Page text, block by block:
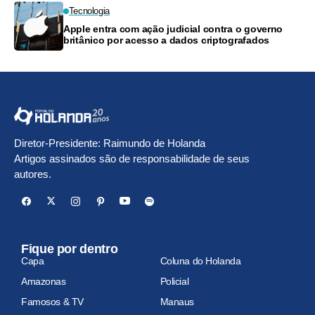
Tecnologia
Apple entra com ação judicial contra o governo
britânico por acesso a dados criptografados
Diretor-Presidente: Raimundo de Holanda
Artigos assinados são de responsabilidade de seus
autores.
Fique por dentro
Capa
Coluna do Holanda
Amazonas
Policial
Famosos & TV
Manaus